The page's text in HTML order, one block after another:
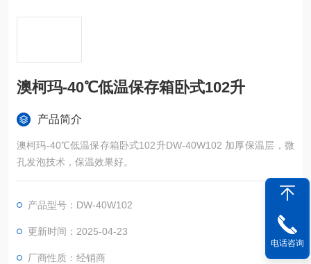
澳柯玛-40℃低温保存箱卧式102升
产品简介
澳柯玛-40℃低温保存箱卧式102升DW-40W102 加厚保温层，微
孔发泡技术，保温效果好。
产品型号：DW-40W102
更新时间：2025-04-23
厂商性质：经销商
电话咨询